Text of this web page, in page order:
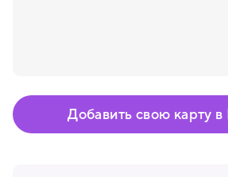
Добавить свою карту